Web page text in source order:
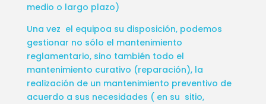
medio o largo plazo)
Una vez el equipoa su disposición, podemos
gestionar no sólo el mantenimiento
reglamentario, sino también todo el
mantenimiento curativo (reparación), la
realización de un mantenimiento preventivo de
acuerdo a sus necesidades ( en su sitio,